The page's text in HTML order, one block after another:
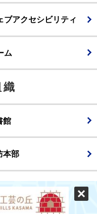
ブアクセシビリティ
ム
館
本部